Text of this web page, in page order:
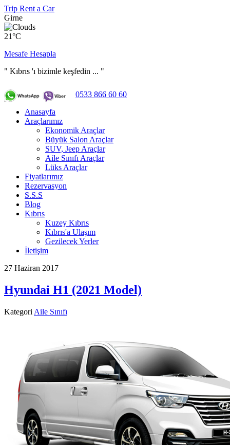
Trip Rent a Car
Girne
21°C
Mesafe Hesapla
" Kıbrıs 'ı bizimle keşfedin ... "
0533 866 60 60
Anasayfa
Araçlarımız
Ekonomik Araçlar
Büyük Salon Araçlar
SUV, Jeep Araçlar
Aile Sınıfı Araçlar
Lüks Araçlar
Fiyatlarımız
Rezervasyon
S.S.S
Blog
Kıbrıs
Kuzey Kıbrıs
Kıbrıs'a Ulaşım
Gezilecek Yerler
İletişim
27 Haziran 2017
Hyundai H1 (2021 Model)
Kategori Aile Sınıfı